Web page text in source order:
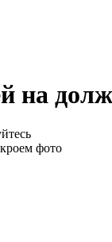
на
фото